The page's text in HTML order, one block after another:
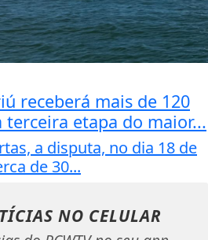
receberá mais de 120
terceira etapa do maior...
a disputa, no dia 18 de
de 30...
NO CELULAR